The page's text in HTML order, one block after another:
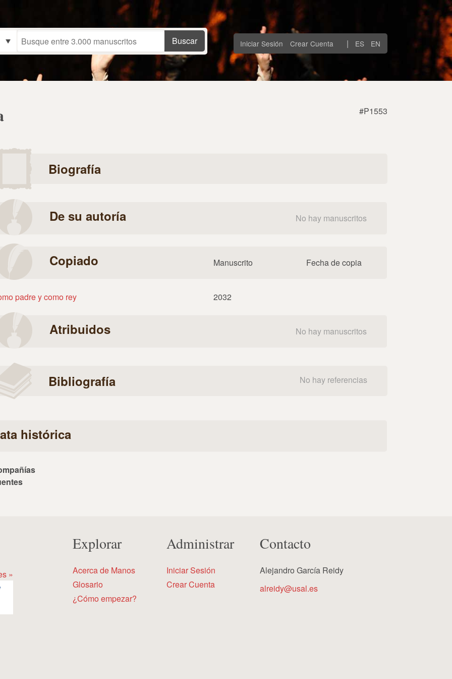
Iniciar Sesión Crear Cuenta | ES EN
#P1553
Biografía
De su autoría No hay manuscritos
Copiado Manuscrito Fecha de copia
padre y como rey 2032
Atribuidos No hay manuscritos
Bibliografía No hay referencias
histórica
»
Explorar
Acerca de Manos
Glosario
¿Cómo empezar?
Administrar
Iniciar Sesión
Crear Cuenta
Contacto
Alejandro García Reidy
alreidy@usal.es